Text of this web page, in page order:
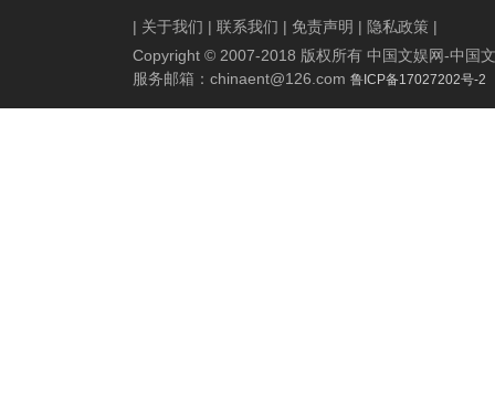
| 关于我们 | 联系我们 | 免责声明 | 隐私政策 |
Copyright © 2007-2018 版权所有 中国文娱网-中国
服务邮箱： chinaent@126.com 鲁ICP备17027202号-2